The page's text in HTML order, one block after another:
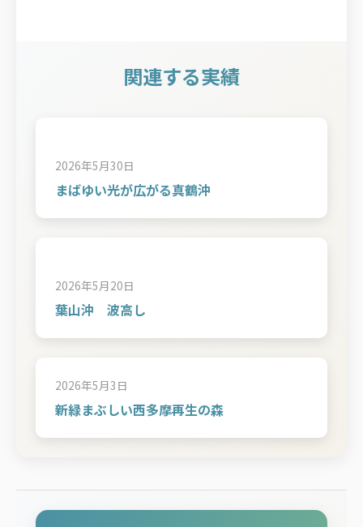
関連する実績
2026年5月30日
まばゆい光が広がる真鶴沖
2026年5月20日
葉山沖 波高し
2026年5月3日
新緑まぶしい西多摩再生の森